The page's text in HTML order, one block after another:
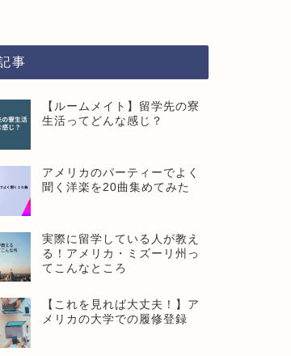
事
【ルームメイト】留学先の寮
生活ってどんな感じ？
アメリカのパーティーでよく
聞く洋楽を20曲集めてみた
実際に留学している人が教え
る！アメリカ・ミズーリ州っ
てこんなところ
【これを見れば大丈夫！】ア
メリカの大学での履修登録